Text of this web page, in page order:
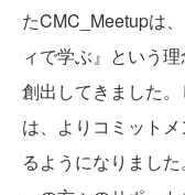
たCMC_Meetupは
ィで学ぶ』という
創出してきました
は、よりコミット
るようになりまし